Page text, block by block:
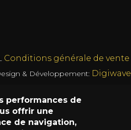
Conditions générale de vente
& Développement: Digiwave
performances de
offrir une
de navigation,